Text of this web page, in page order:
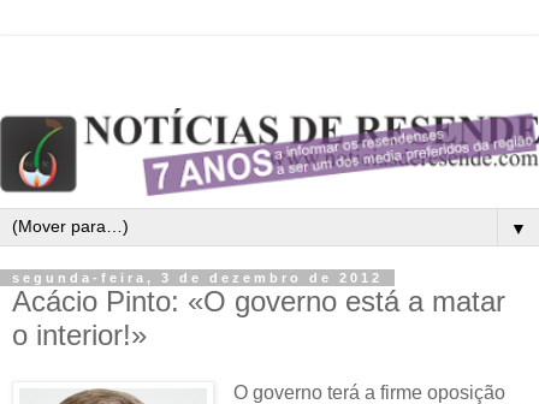
▼
segunda-feira, 3 de dezembro de 2012
Acácio Pinto: «O governo está a matar
o interior!»
O governo terá a firme oposição